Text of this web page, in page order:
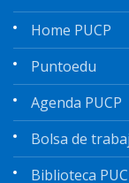
Home PUCP
Puntoedu
Agenda PUCP
Bolsa de
Biblioteca